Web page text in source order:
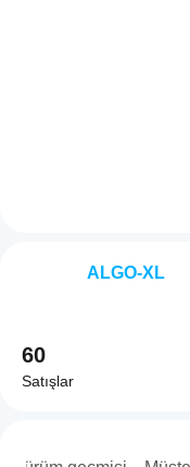
ALGO-XL
60
Satışlar